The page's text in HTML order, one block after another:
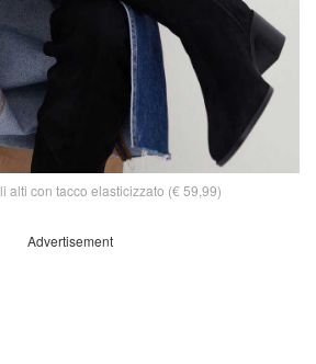
alti con tacco elasticizzato (€ 59,99)
Advertisement